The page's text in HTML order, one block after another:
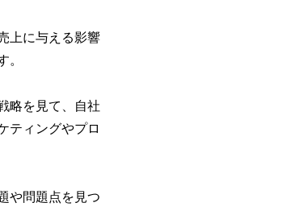
上に与える影響
。
略を見て、自社
ティングやプロ
や問題点を見つ